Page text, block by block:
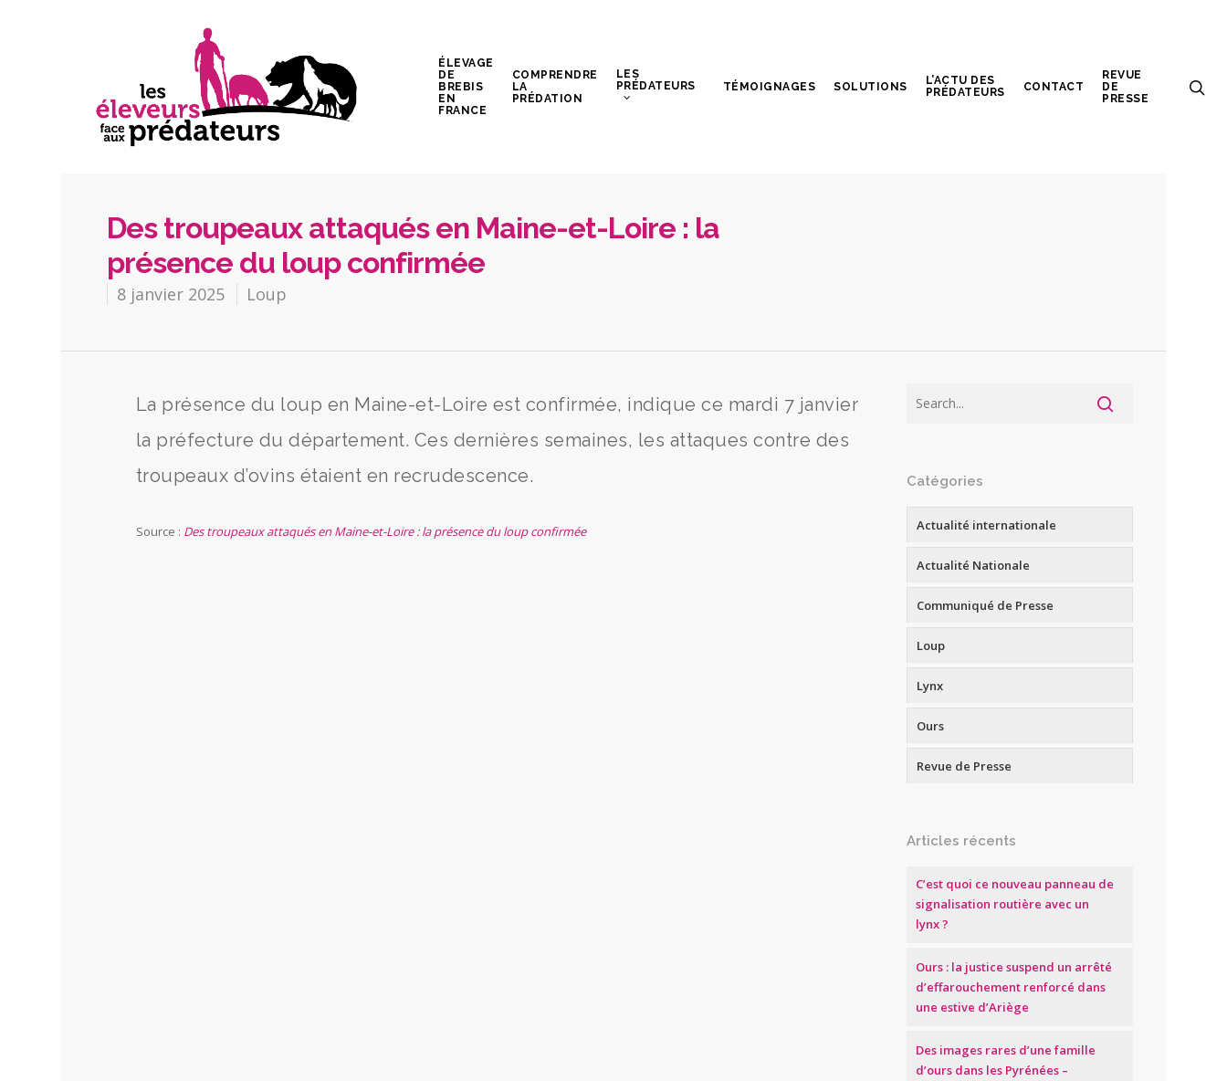
ÉLEVAGE
DE
BREBIS
EN
FRANCE
COMPRENDRE
LA
PRÉDATION
LES
PRÉDATEURS
TÉMOIGNAGES SOLUTIONS
L’ACTU DES
PRÉDATEURS
CONTACT
REVUE
DE
PRESSE
Des troupeaux attaqués en Maine-et-Loire : la
présence du loup confirmée
8 janvier 2025 Loup
La présence du loup en Maine-et-Loire est confirmée, indique ce mardi 7 janvier
la préfecture du département. Ces dernières semaines, les attaques contre des
troupeaux d’ovins étaient en recrudescence.
Source : Des troupeaux attaqués en Maine-et-Loire : la présence du loup confirmée
Catégories
Actualité internationale
Actualité Nationale
Communiqué de Presse
Loup
Lynx
Ours
Revue de Presse
Articles récents
C’est quoi ce nouveau panneau de
signalisation routière avec un
lynx ?
Ours : la justice suspend un arrêté
d’effarouchement renforcé dans
une estive d’Ariège
Des images rares d’une famille
d’ours dans les Pyrénées –